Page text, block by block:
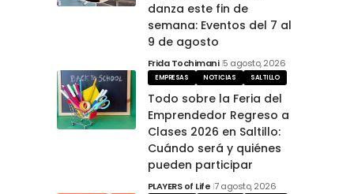
danza este fin de
semana: Eventos del 7 al
9 de agosto
Frida Tochimani 5 agosto, 2026
EMPRESAS NOTICIAS SALTILLO
Todo sobre la Feria del
Emprendedor Regreso a
Clases 2026 en Saltillo:
Cuándo será y quiénes
pueden participar
PLAYERS of Life 7 agosto, 2026